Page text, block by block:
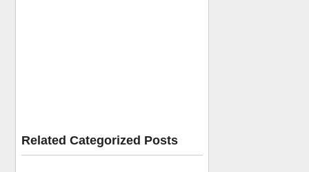
Related Categorized Posts